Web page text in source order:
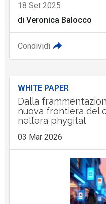
18 Set 2025
di Veronica Balocco
Condividi
WHITE PAPER
Dalla
nuova frontiera del
nell’era phygital
03 Mar 2026